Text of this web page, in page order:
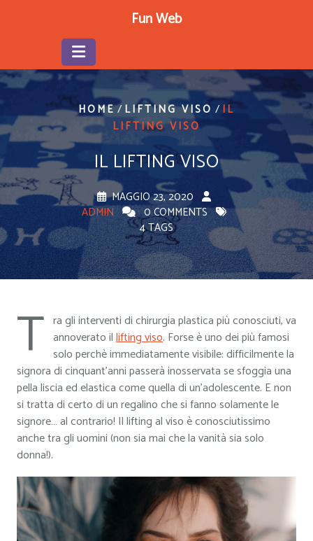
Fun Web
HOME/ LIFTING VISO / IL
LIFTING VISO
IL LIFTING VISO
MAGGIO 23, 2020
ADMIN
0 COMMENTS
4 TAGS
T ra gli interventi di chirurgia plastica più conosciuti, va
annoverato illifting viso. Forse è uno dei più famosi
solo perchè immediatamente visibile: difficilmente la
signora di cinquant’anni passerà inosservata se sfoggia una
pella liscia ed elastica come quella di un’adolescente. E non
si tratta di certo di un regalino che si fanno solamente le
signore… al contrario! Il lifting al viso è conosciutissimo
anche tra gli uomini (non sia mai che la vanità sia solo
donna!).